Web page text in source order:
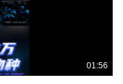
01:56